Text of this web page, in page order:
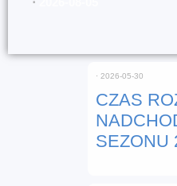
CZAS
SEZONU
⋅ 2026-05-30